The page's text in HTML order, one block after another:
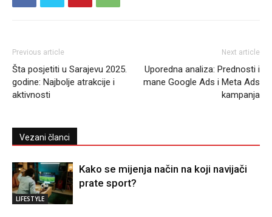
Previous article
Šta posjetiti u Sarajevu 2025.
godine: Najbolje atrakcije i
aktivnosti
Next article
Uporedna analiza: Prednosti i
mane Google Ads i Meta Ads
kampanja
Vezani članci
LIFESTYLE
Kako se mijenja način na koji navijači
prate sport?